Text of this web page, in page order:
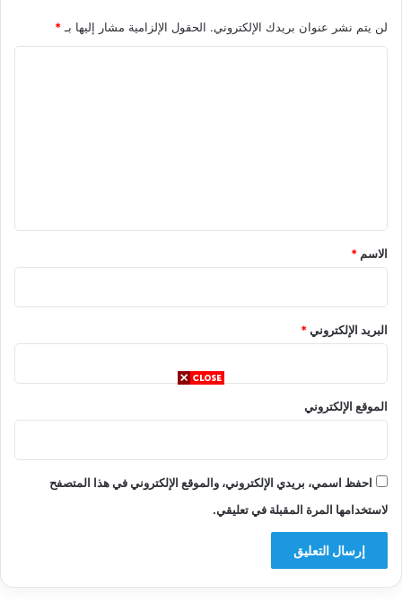
لن يتم نشر عنوان بريدك الإلكتروني. الحقول الإلزامية مشار إليها بـ *
*
الاسم *
البريد الإلكتروني*
الموقع الإلكتروني
احفظ اسمي، بريدي الإلكتروني، والموقع الإلكتروني في هذا المتصفح
لاستخدامها المرة المقبلة في تعليقي.